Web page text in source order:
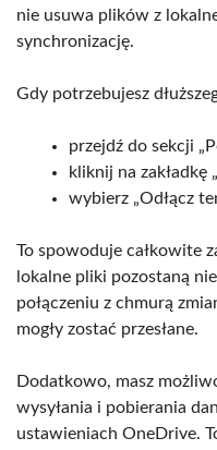
nie usuwa plików z
synchronizację.
Gdy potrzebujesz
przejdź do sekcji
kliknij na zakładkę
wybierz „Odłącz
To spowoduje całkowite
lokalne pliki pozostaną
połączeniu z chmurą
mogły zostać przesłane.
Dodatkowo, masz
wysyłania i pobierania
ustawieniach OneDrive.